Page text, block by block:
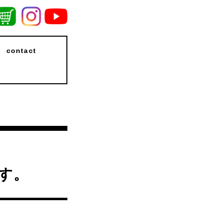
contact
。